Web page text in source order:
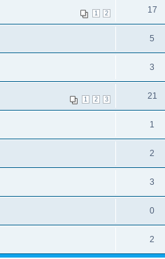
1 2 17
5
3
1 2 3 21
1
2
3
0
2